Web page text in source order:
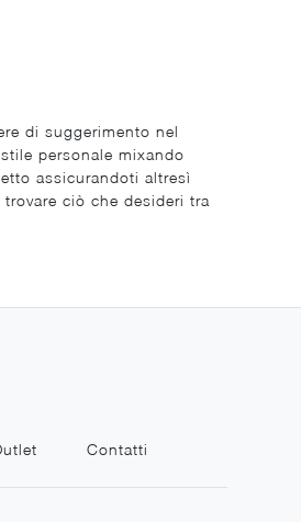
di suggerimento nel
personale mixando
assicurandoti altresì
ciò che desideri tra
Contatti